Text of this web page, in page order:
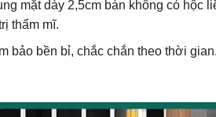
mặt dày 2,5cm bàn không có
thẩm mĩ.
bảo bền bỉ, chắc chắn theo thời